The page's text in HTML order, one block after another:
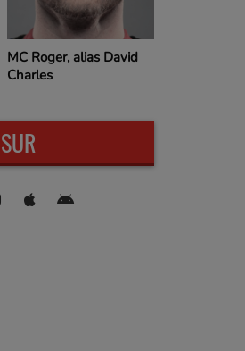
MC Roger, alias David
Charles